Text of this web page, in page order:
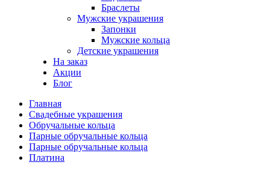
Браслеты
Мужские украшения
Запонки
Мужские кольца
Детские украшения
На заказ
Акции
Блог
Главная
Свадебные украшения
Обручальные кольца
Парные обручальные кольца
Парные обручальные кольца
Платина